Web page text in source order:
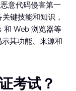
意代码侵害第一
键技能和知识，
和 Web 浏览器等
其功能、来源和
考试？